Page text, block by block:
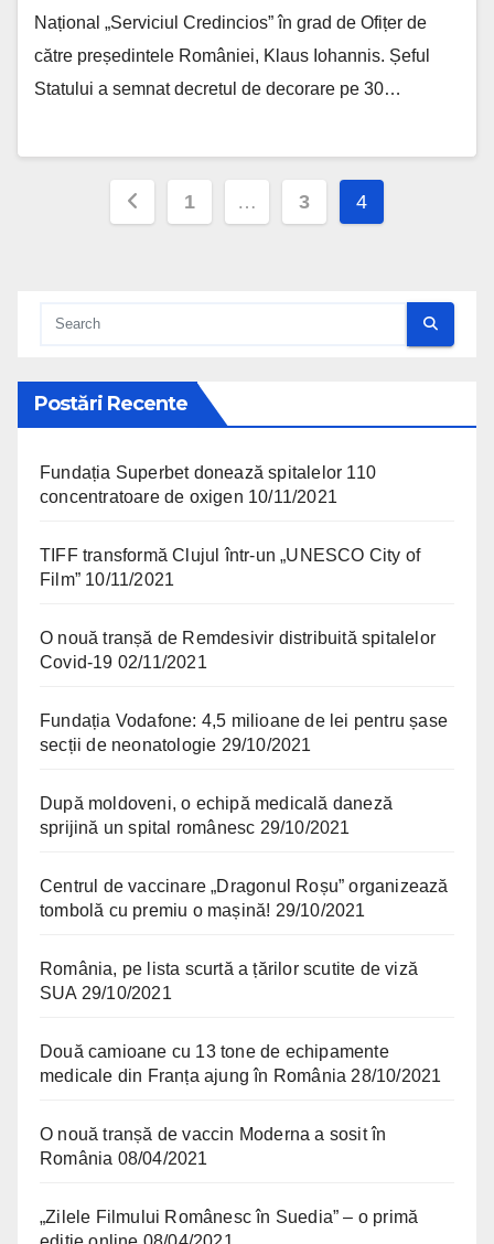
Național „Serviciul Credincios” în grad de Ofițer de
către președintele României, Klaus Iohannis. Șeful
Statului a semnat decretul de decorare pe 30…
Posts pagination
1 … 3 4
Postări Recente
Fundația Superbet donează spitalelor 110
concentratoare de oxigen 10/11/2021
TIFF transformă Clujul într-un „UNESCO City of
Film” 10/11/2021
O nouă tranșă de Remdesivir distribuită spitalelor
Covid-19 02/11/2021
Fundația Vodafone: 4,5 milioane de lei pentru șase
secții de neonatologie 29/10/2021
După moldoveni, o echipă medicală daneză
sprijină un spital românesc 29/10/2021
Centrul de vaccinare „Dragonul Roșu” organizează
tombolă cu premiu o mașină! 29/10/2021
România, pe lista scurtă a țărilor scutite de viză
SUA 29/10/2021
Două camioane cu 13 tone de echipamente
medicale din Franța ajung în România 28/10/2021
O nouă tranșă de vaccin Moderna a sosit în
România 08/04/2021
„Zilele Filmului Românesc în Suedia” – o primă